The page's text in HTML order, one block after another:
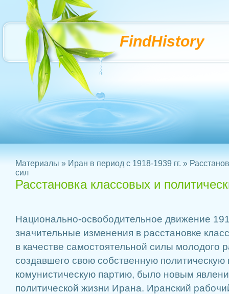
FindHistory
Материалы » Иран в период с 1918-1939 гг. »
сил
Расстановка классовых и
Национально-освободительное движение
значительные изменения в расстановке
в качестве самостоятельной силы молодого
создавшего свою собственную
комунистическую партию, было новым
политической жизни Ирана. Иранский